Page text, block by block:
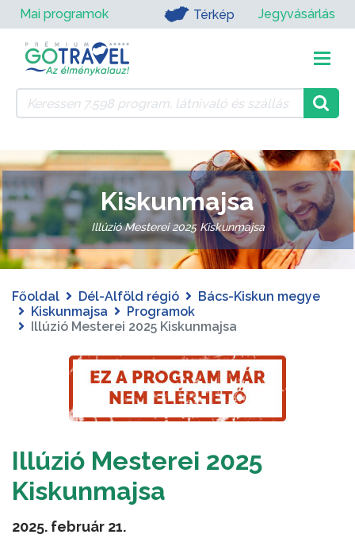
Mai programok Térkép Jegyvásárlás
Kiskunmajsa
Illúzió Mesterei 2025 Kiskunmajsa
Főoldal Dél-Alföld régió
Bács-Kiskun megye
Kiskunmajsa
Programok
Illúzió Mesterei 2025 Kiskunmajsa
Illúzió Mesterei 2025
Kiskunmajsa
2025. február 21.